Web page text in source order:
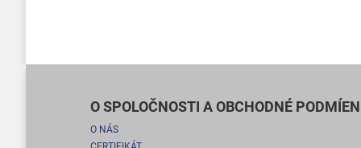
O SPOLOČNOSTI A OBCHODNÉ
O NÁS